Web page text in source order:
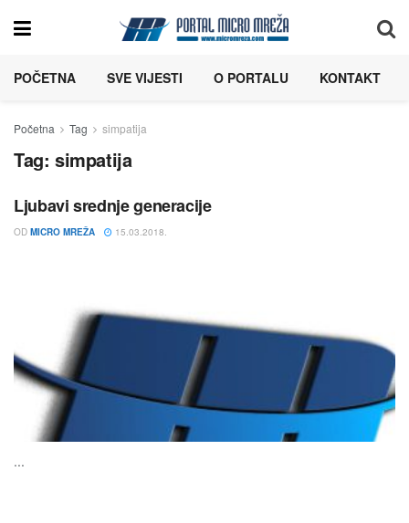
POČETNA SVE VIJESTI O PORTALU KONTAKT
Početna Tag simpatija
Tag: simpatija
Ljubavi srednje generacije
OD MICRO MREŽA 15.03.2018.
...